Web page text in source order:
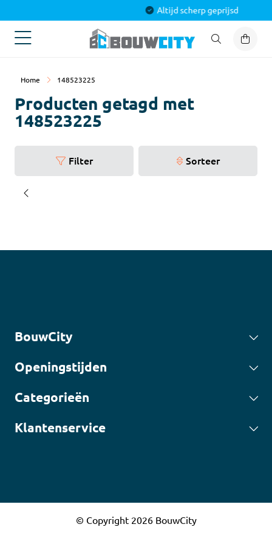
Home 148523225
Producten getagd met
148523225
Filter Sorteer
BouwCity
Openingstijden
Categorieën
Klantenservice
© Copyright 2026 BouwCity